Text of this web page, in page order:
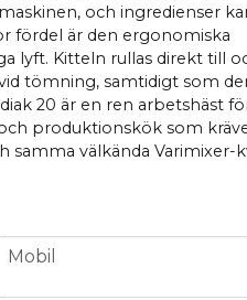
och ingredienser
fördel är den ergonomiska
lyft. Kitteln rullas direkt till
tömning, samtidigt som
20 är en ren arbetshäst
produktionskök som
välkända Varimixer-
phone
Mobil